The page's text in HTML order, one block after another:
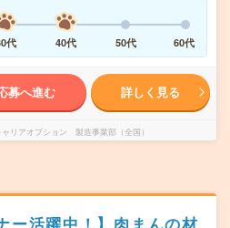
代 40代 50代 60代
募へ進む 詳しく見る
リアオプション 製造事業部（全国）
ー活躍中！】肉まんの材